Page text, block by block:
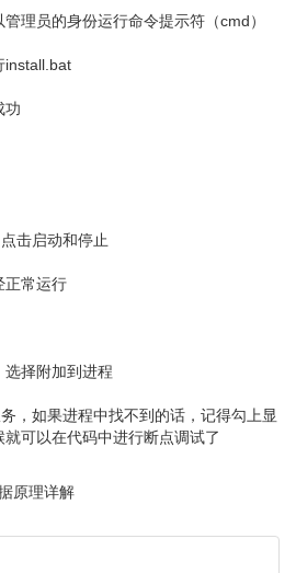
理员的身份运行命令提示符（cmd）
install.bat
功
击启动和停止
正常运行
择附加到进程
，如果进程中找不到的话，记得勾上显
可以在代码中进行断点调试了
原理详解